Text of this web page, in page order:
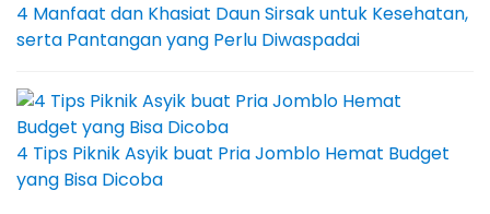
4 Manfaat dan Khasiat Daun Sirsak untuk Kesehatan,
serta Pantangan yang Perlu Diwaspadai
4 Tips Piknik Asyik buat Pria Jomblo Hemat Budget
yang Bisa Dicoba